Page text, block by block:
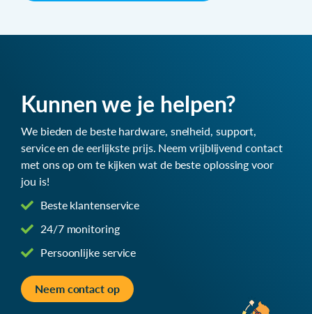
Kunnen we je helpen?
We bieden de beste hardware, snelheid, support,
service en de eerlijkste prijs. Neem vrijblijvend contact
met ons op om te kijken wat de beste oplossing voor
jou is!
Beste klantenservice
24/7 monitoring
Persoonlijke service
Neem contact op